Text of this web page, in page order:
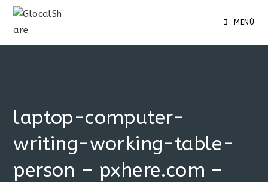
MENÚ
laptop-computer-
writing-working-table-
person – pxhere.com –